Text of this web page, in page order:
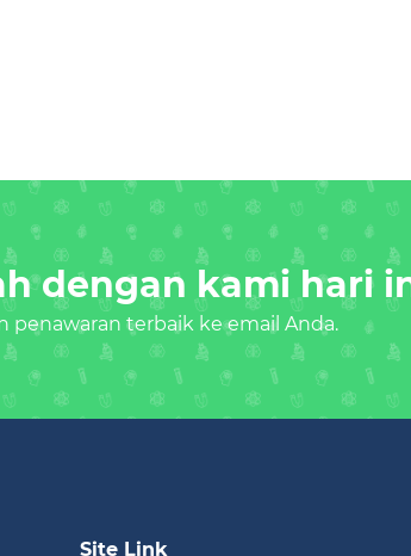
dengan kami hari
penawaran terbaik ke email Anda.
Site Link